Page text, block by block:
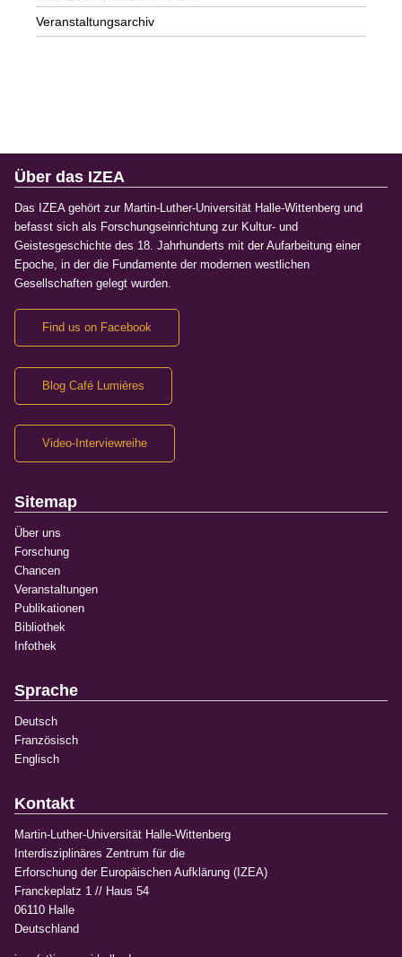
Veranstaltungsarchiv
Über das IZEA
Das IZEA gehört zur Martin-Luther-Universität Halle-Wittenberg und
befasst sich als Forschungseinrichtung zur Kultur- und
Geistesgeschichte des 18. Jahrhunderts mit der Aufarbeitung einer
Epoche, in der die Fundamente der modernen westlichen
Gesellschaften gelegt wurden.
Find us on Facebook
Blog Café Lumières
Video-Interviewreihe
Sitemap
Über uns
Forschung
Chancen
Veranstaltungen
Publikationen
Bibliothek
Infothek
Sprache
Deutsch
Französisch
Englisch
Kontakt
Martin-Luther-Universität Halle-Wittenberg
Interdisziplinäres Zentrum für die
Erforschung der Europäischen Aufklärung (IZEA)
Franckeplatz 1 // Haus 54
06110 Halle
Deutschland